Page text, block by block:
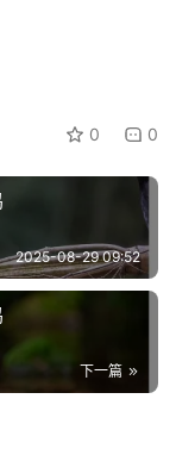
0 0
2025-08-29 09:52
下一篇